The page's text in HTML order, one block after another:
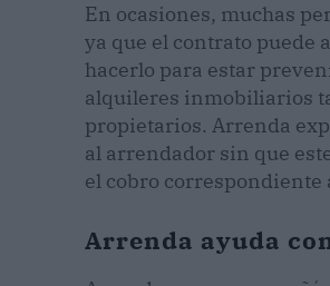
En ocasiones, muchas
ya que el contrato puede
hacerlo para estar
alquileres inmobiliarios
propietarios. Arrenda
al arrendador sin que
el cobro correspondiente
Arrenda ayuda